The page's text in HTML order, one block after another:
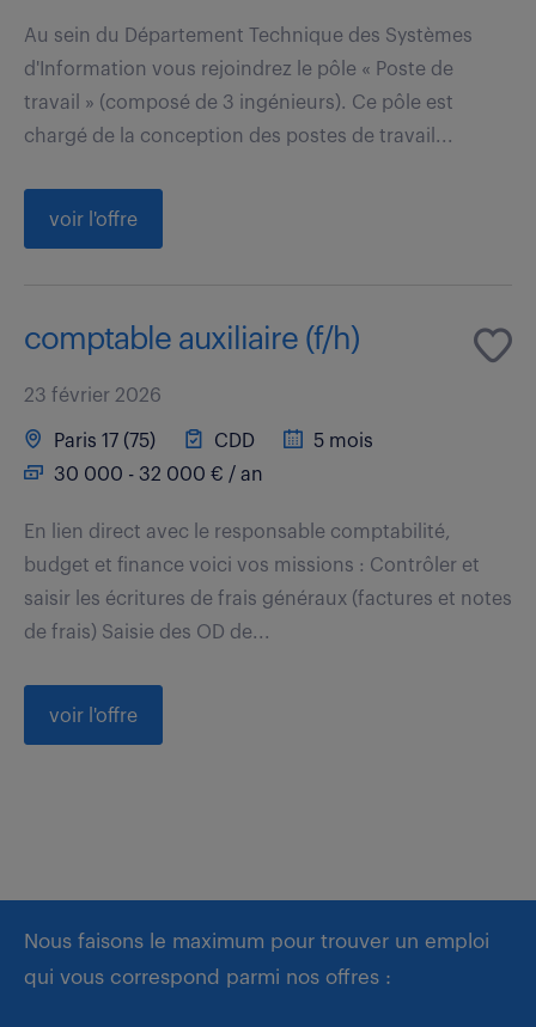
Au sein du Département Technique des Systèmes
d'Information vous rejoindrez le pôle « Poste de
travail » (composé de 3 ingénieurs). Ce pôle est
chargé de la conception des postes de travail...
voir l'offre
comptable auxiliaire (f/h)
23 février 2026
Paris 17 (75) CDD
5 mois
30 000 - 32 000 € / an
En lien direct avec le responsable comptabilité,
budget et finance voici vos missions : Contrôler et
saisir les écritures de frais généraux (factures et notes
de frais) Saisie des OD de...
voir l'offre
Nous faisons le maximum pour trouver un emploi
qui vous correspond parmi nos offres :